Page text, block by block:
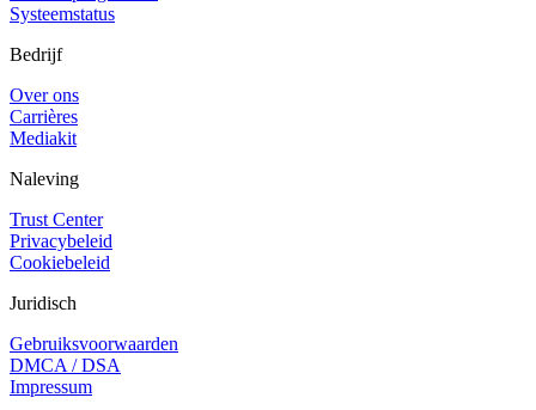
Systeemstatus
Bedrijf
Over ons
Carrières
Mediakit
Naleving
Trust Center
Privacybeleid
Cookiebeleid
Juridisch
Gebruiksvoorwaarden
DMCA / DSA
Impressum